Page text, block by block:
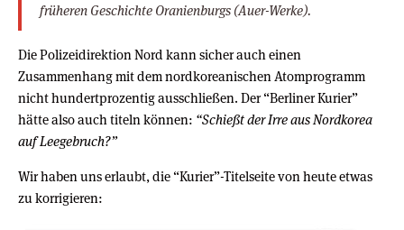
früheren Geschichte Oranienburgs (Auer-Werke).
Die Polizeidirektion Nord kann sicher auch einen
Zusammenhang mit dem nordkoreanischen Atomprogramm
nicht hundertprozentig ausschließen. Der “Berliner Kurier”
hätte also auch titeln können: “Schießt der Irre aus Nordkorea
auf Leegebruch?”
Wir haben uns erlaubt, die “Kurier”-Titelseite von heute etwas
zu korrigieren: